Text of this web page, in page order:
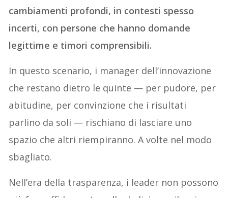
cambiamenti profondi, in contesti spesso
incerti, con persone che hanno domande
legittime e timori comprensibili.
In questo scenario, i manager dell’innovazione
che restano dietro le quinte — per pudore, per
abitudine, per convinzione che i risultati
parlino da soli — rischiano di lasciare uno
spazio che altri riempiranno. A volte nel modo
sbagliato.
Nell’era della trasparenza, i leader non possono